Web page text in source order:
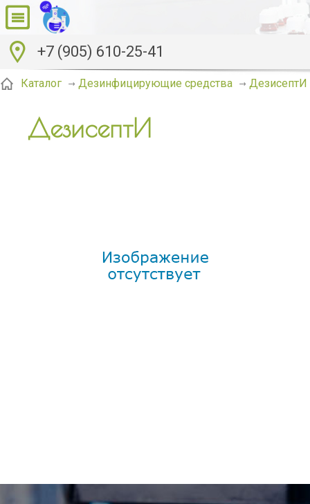
+7 (905) 610-25-41
Каталог Дезинфицирующие средства ДезисептИ
ДезисептИ